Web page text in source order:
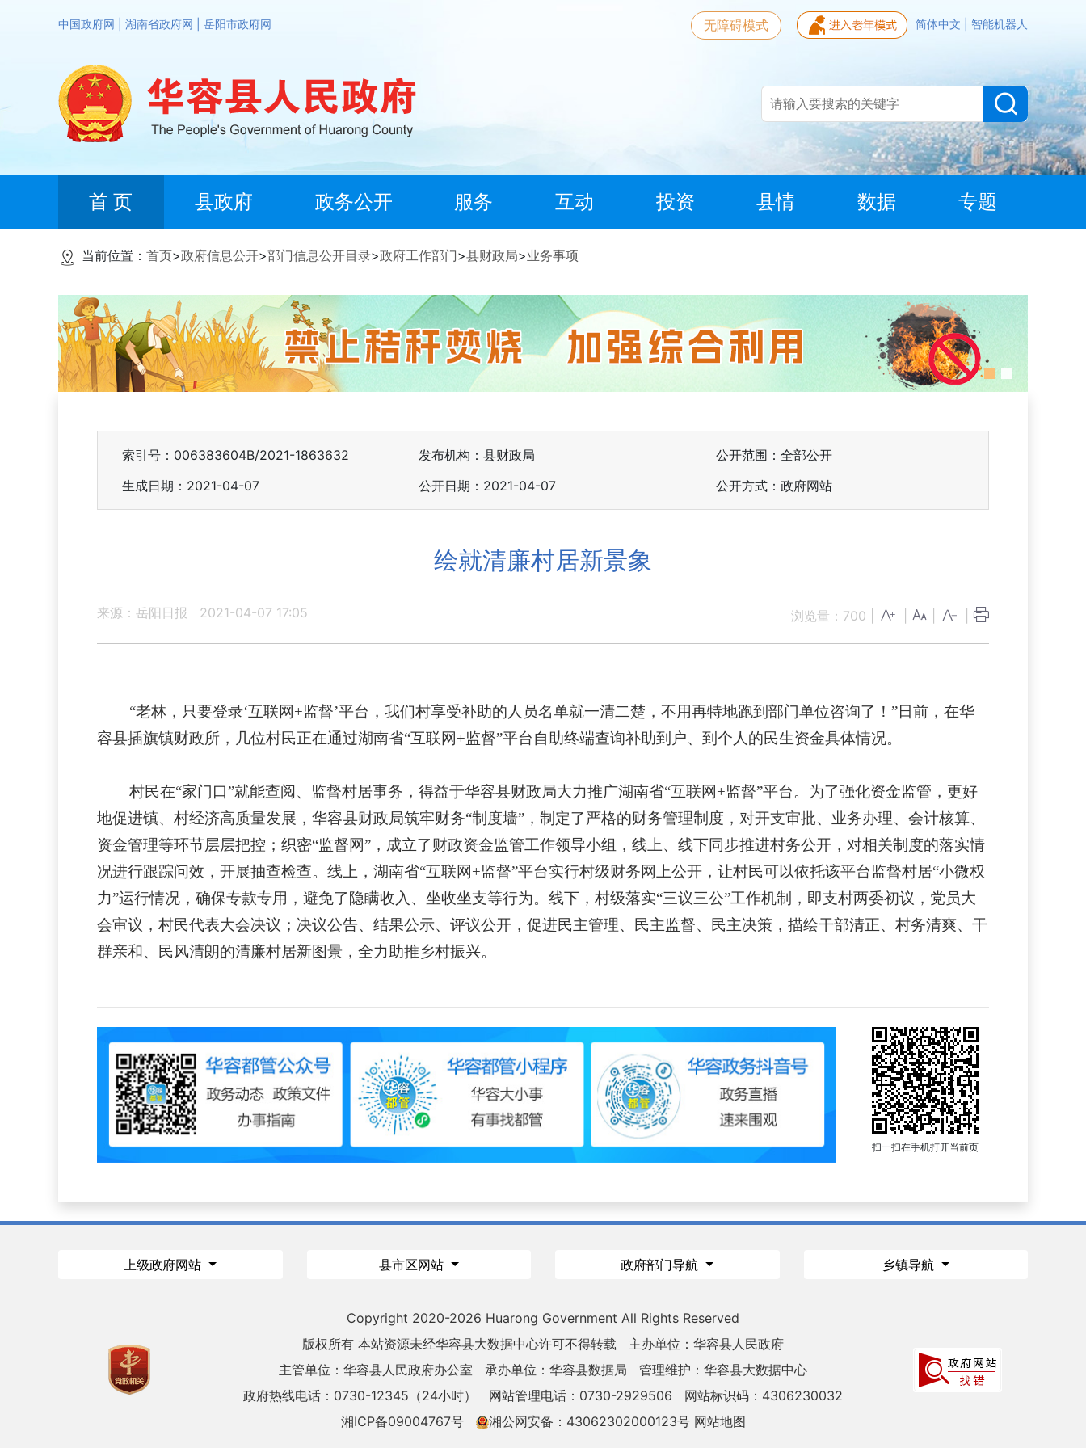
中国政府网 湖南省政府网 岳阳市政府网 简体中文 智能机器人
无障碍模式
首 页 县政府 政务公开 服务 互动 投资 县情 数据 专题
当前位置： 首页>政府信息公开>部门信息公开目录>政府工作部门>县财政局>业务事项
索引号：006383604B/2021-1863632 发布机构：县财政局
公开范围：全部公开
生成日期：2021-04-07
公开日期：2021-04-07 公开方式：政府网站
绘就清廉村居新景象
来源：岳阳日报 2021-04-07 17:05 浏览量： 700
“老林，只要登录‘互联网+监督’平台，我们村享受补助的人员名单就一清二楚，不用再特地跑到部门单位咨询了！”日前，在华
容县插旗镇财政所，几位村民正在通过湖南省“互联网+监督”平台自助终端查询补助到户、到个人的民生资金具体情况。
村民在“家门口”就能查阅、监督村居事务，得益于华容县财政局大力推广湖南省“互联网+监督”平台。为了强化资金监管，更好
地促进镇、村经济高质量发展，华容县财政局筑牢财务“制度墙”，制定了严格的财务管理制度，对开支审批、业务办理、会计核算、
资金管理等环节层层把控；织密“监督网”，成立了财政资金监管工作领导小组，线上、线下同步推进村务公开，对相关制度的落实情
况进行跟踪问效，开展抽查检查。线上，湖南省“互联网+监督”平台实行村级财务网上公开，让村民可以依托该平台监督村居“小微权
力”运行情况，确保专款专用，避免了隐瞒收入、坐收坐支等行为。线下，村级落实“三议三公”工作机制，即支村两委初议，党员大
会审议，村民代表大会决议；决议公告、结果公示、评议公开，促进民主管理、民主监督、民主决策，描绘干部清正、村务清爽、干
群亲和、民风清朗的清廉村居新图景，全力助推乡村振兴。
扫一扫在手机打开当前页
上级政府网站 县市区网站 政府部门导航 乡镇导航
Copyright 2020-2026 Huarong Government All Rights Reserved
版权所有 本站资源未经华容县大数据中心许可不得转载
主办单位：华容县人民政府
主管单位：华容县人民政府办公室
承办单位：华容县数据局
管理维护：华容县大数据中心
政府热线电话：0730-12345（24小时）
网站管理电话：0730-2929506
网站标识码：4306230032
湘ICP备09004767号
湘公网安备：43062302000123号 网站地图